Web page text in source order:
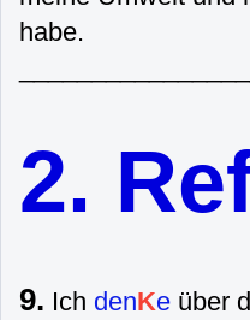
habe.
2.
9. Ich denKe über